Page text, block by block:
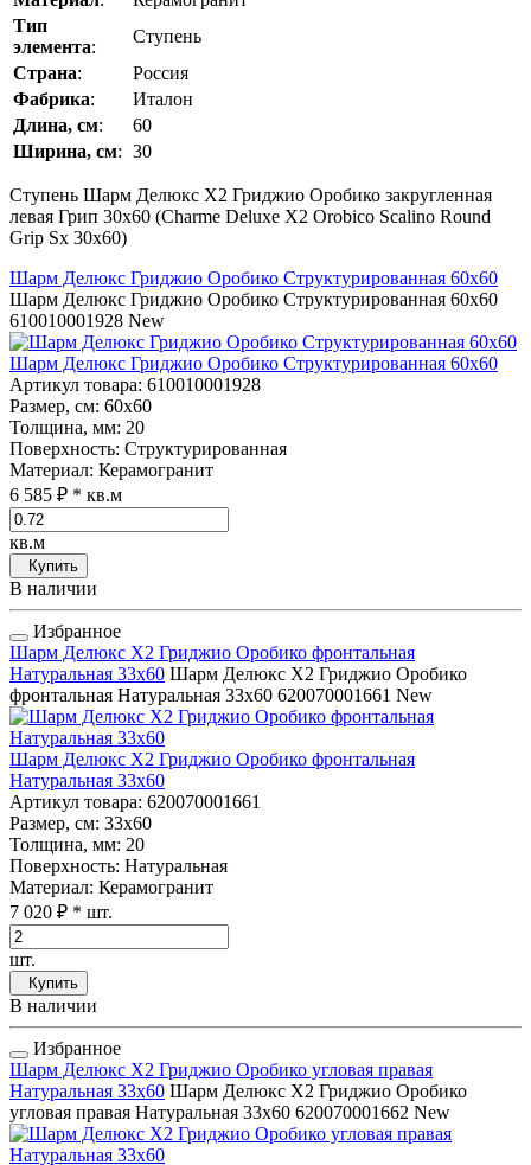
Тип
элемента:
Ступень
Страна:
Россия
Фабрика:
Италон
Длина, см:
60
Ширина, см: 30
Ступень Шарм Делюкс Х2 Гриджио Оробико закругленная
левая Грип 30x60 (Charme Deluxe Х2 Orobico Scalino Round
Grip Sx 30x60)
Шарм Делюкс Гриджио Оробико Структурированная 60x60
Шарм Делюкс Гриджио Оробико Структурированная 60x60
610010001928 New
Шарм Делюкс Гриджио Оробико Структурированная 60x60
Артикул товара: 610010001928
Размер, см: 60x60
Толщина, мм: 20
Поверхность: Структурированная
Материал: Керамогранит
6 585 ₽ * кв.м
кв.м
Купить
В наличии
Избранное
Шарм Делюкс Х2 Гриджио Оробико фронтальная
Натуральная 33x60 Шарм Делюкс Х2 Гриджио Оробико
фронтальная Натуральная 33x60 620070001661 New
Шарм Делюкс Х2 Гриджио Оробико фронтальная
Натуральная 33x60
Артикул товара: 620070001661
Размер, см: 33x60
Толщина, мм: 20
Поверхность: Натуральная
Материал: Керамогранит
7 020 ₽ * шт.
шт.
Купить
В наличии
Избранное
Шарм Делюкс Х2 Гриджио Оробико угловая правая
Натуральная 33x60 Шарм Делюкс Х2 Гриджио Оробико
угловая правая Натуральная 33x60 620070001662 New